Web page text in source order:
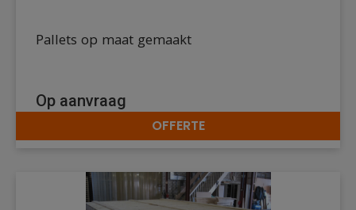
DETAILS
Pallets op maat gemaakt
Op aanvraag
OFFERTE